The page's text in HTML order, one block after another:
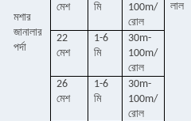
মশার
জানালার
পর্দা
লাল
মেশ
মি
100m/
রোল
22
মেশ
1-6
মি
30m-
100m/
রোল
26
মেশ
1-6
মি
30m-
100m/
রোল